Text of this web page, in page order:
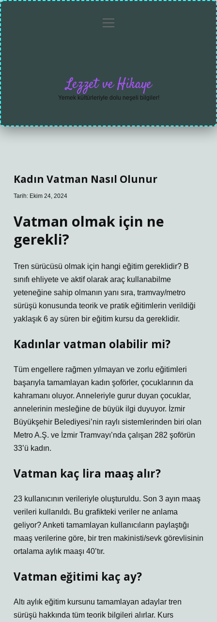
Gizlilikmenüyü
Lezzet ve Hikaye
Yemek kültürleriyle dolu neşeli bilgiler!
Kadın Vatman Nasıl Olunur
Tarih: Ekim 24, 2024
Vatman olmak için ne
gerekli?
Tren sürücüsü olmak için hangi eğitim gereklidir? B
sınıfı ehliyete ve aktif olarak araç kullanabilme
yeteneğine sahip olmanın yanı sıra, tramvay/metro
sürüşü konusunda teorik ve pratik eğitimlerin verildiği
yaklaşık 6 ay süren bir eğitim kursu da gereklidir.
Kadınlar vatman olabilir mi?
Tüm engellere rağmen yılmayan ve zorlu eğitimleri
başarıyla tamamlayan kadın şoförler, çocuklarının da
kahramanı oluyor. Anneleriyle gurur duyan çocuklar,
annelerinin mesleğine de büyük ilgi duyuyor. İzmir
Büyükşehir Belediyesi’nin raylı sistemlerinden biri olan
Metro A.Ş. ve İzmir Tramvayı’nda çalışan 282 şoförün
33’ü kadın.
Vatman kaç lira maaş alır?
23 kullanıcının verileriyle oluşturuldu. Son 3 ayın maaş
verileri kullanıldı. Bu grafikteki veriler ne anlama
geliyor? Anketi tamamlayan kullanıcıların paylaştığı
maaş verilerine göre, bir tren makinisti/sevk görevlisinin
ortalama aylık maaşı 40’tır.
Vatman eğitimi kaç ay?
Altı aylık eğitim kursunu tamamlayan adaylar tren
sürüşü hakkında tüm teorik bilgileri alırlar. Kurs